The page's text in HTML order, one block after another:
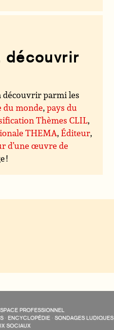
découvrir
découvrir parmi les
du monde,pays du
Thèmes CLIL,
THEMA,Éditeur,
d’une œuvre de
!
PROFESSIONNEL
· ENCYCLOPÉDIE · SONDAGES LUDIQUES
SOCIAUX